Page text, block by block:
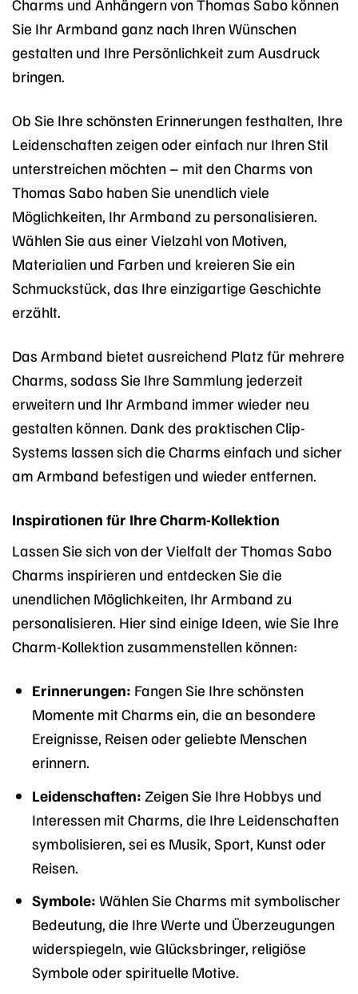
Charms und Anhängern von Thomas Sabo können
Sie Ihr Armband ganz nach Ihren Wünschen
gestalten und Ihre Persönlichkeit zum Ausdruck
bringen.
Ob Sie Ihre schönsten Erinnerungen festhalten, Ihre
Leidenschaften zeigen oder einfach nur Ihren Stil
unterstreichen möchten – mit den Charms von
Thomas Sabo haben Sie unendlich viele
Möglichkeiten, Ihr Armband zu personalisieren.
Wählen Sie aus einer Vielzahl von Motiven,
Materialien und Farben und kreieren Sie ein
Schmuckstück, das Ihre einzigartige Geschichte
erzählt.
Das Armband bietet ausreichend Platz für mehrere
Charms, sodass Sie Ihre Sammlung jederzeit
erweitern und Ihr Armband immer wieder neu
gestalten können. Dank des praktischen Clip-
Systems lassen sich die Charms einfach und sicher
am Armband befestigen und wieder entfernen.
Inspirationen für Ihre Charm-Kollektion
Lassen Sie sich von der Vielfalt der Thomas Sabo
Charms inspirieren und entdecken Sie die
unendlichen Möglichkeiten, Ihr Armband zu
personalisieren. Hier sind einige Ideen, wie Sie Ihre
Charm-Kollektion zusammenstellen können:
Erinnerungen: Fangen Sie Ihre schönsten
Momente mit Charms ein, die an besondere
Ereignisse, Reisen oder geliebte Menschen
erinnern.
Leidenschaften: Zeigen Sie Ihre Hobbys und
Interessen mit Charms, die Ihre Leidenschaften
symbolisieren, sei es Musik, Sport, Kunst oder
Reisen.
Symbole: Wählen Sie Charms mit symbolischer
Bedeutung, die Ihre Werte und Überzeugungen
widerspiegeln, wie Glücksbringer, religiöse
Symbole oder spirituelle Motive.